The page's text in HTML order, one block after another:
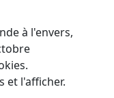
et l'afficher.